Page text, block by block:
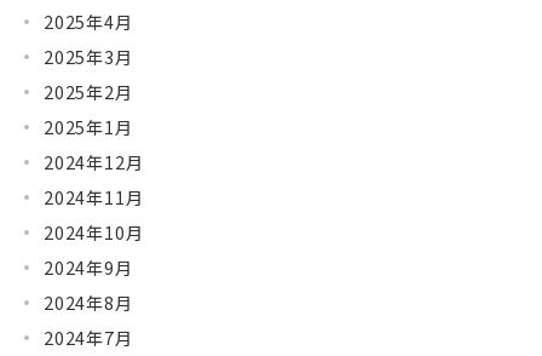
2025年4月
2025年3月
2025年2月
2025年1月
2024年12月
2024年11月
2024年10月
2024年9月
2024年8月
2024年7月